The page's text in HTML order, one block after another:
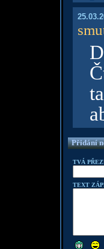
Přidání
TVÁ
TEXT